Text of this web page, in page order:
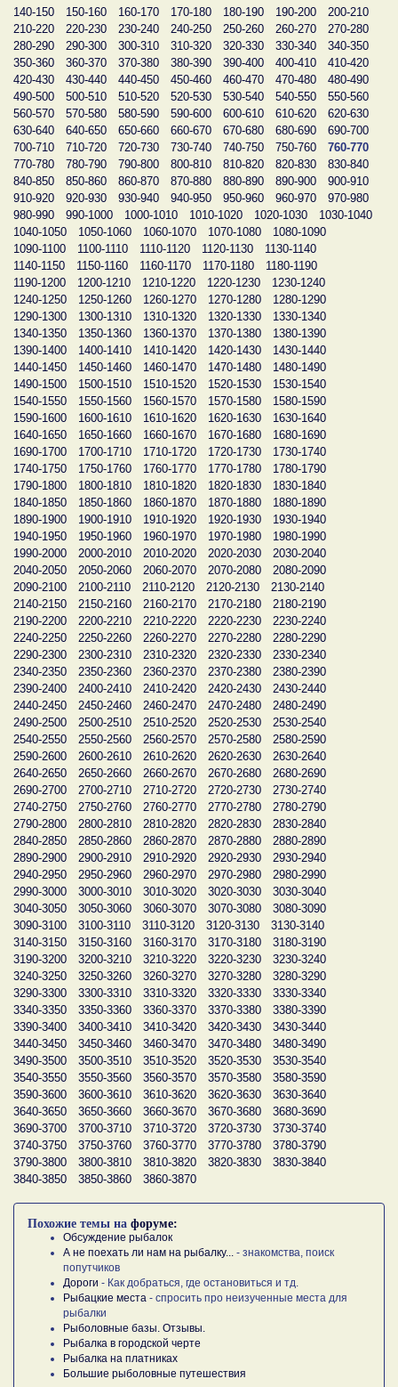
140-150
150-160 160-170 170-180 180-190 190-200
200-210
210-220
220-230 230-240 240-250 250-260 260-270
270-280
280-290
290-300 300-310 310-320 320-330 330-340
340-350
350-360
360-370 370-380 380-390 390-400 400-410
410-420
420-430
430-440 440-450 450-460 460-470 470-480
480-490
490-500
500-510 510-520 520-530 530-540 540-550
550-560
560-570
570-580 580-590 590-600 600-610 610-620
620-630
630-640
640-650 650-660 660-670 670-680 680-690
690-700
700-710
710-720 720-730 730-740 740-750 750-760
760-770
770-780
780-790 790-800 800-810 810-820 820-830
830-840
840-850
850-860 860-870 870-880 880-890 890-900
900-910
910-920
920-930 930-940 940-950 950-960 960-970
970-980
980-990
990-1000 1000-1010 1010-1020 1020-1030
1030-1040
1040-1050
1050-1060 1060-1070 1070-1080
1080-1090
1090-1100
1100-1110 1110-1120 1120-1130
1130-1140
1140-1150
1150-1160 1160-1170 1170-1180
1180-1190
1190-1200
1200-1210 1210-1220 1220-1230
1230-1240
1240-1250
1250-1260 1260-1270 1270-1280
1280-1290
1290-1300
1300-1310 1310-1320 1320-1330
1330-1340
1340-1350
1350-1360 1360-1370 1370-1380
1380-1390
1390-1400
1400-1410 1410-1420 1420-1430
1430-1440
1440-1450
1450-1460 1460-1470 1470-1480
1480-1490
1490-1500
1500-1510 1510-1520 1520-1530
1530-1540
1540-1550
1550-1560 1560-1570 1570-1580
1580-1590
1590-1600
1600-1610 1610-1620 1620-1630
1630-1640
1640-1650
1650-1660 1660-1670 1670-1680
1680-1690
1690-1700
1700-1710 1710-1720 1720-1730
1730-1740
1740-1750
1750-1760 1760-1770 1770-1780
1780-1790
1790-1800
1800-1810 1810-1820 1820-1830
1830-1840
1840-1850
1850-1860 1860-1870 1870-1880
1880-1890
1890-1900
1900-1910 1910-1920 1920-1930
1930-1940
1940-1950
1950-1960 1960-1970 1970-1980
1980-1990
1990-2000
2000-2010 2010-2020 2020-2030
2030-2040
2040-2050
2050-2060 2060-2070 2070-2080
2080-2090
2090-2100
2100-2110 2110-2120 2120-2130
2130-2140
2140-2150
2150-2160 2160-2170 2170-2180
2180-2190
2190-2200
2200-2210 2210-2220 2220-2230
2230-2240
2240-2250
2250-2260 2260-2270 2270-2280
2280-2290
2290-2300
2300-2310 2310-2320 2320-2330
2330-2340
2340-2350
2350-2360 2360-2370 2370-2380
2380-2390
2390-2400
2400-2410 2410-2420 2420-2430
2430-2440
2440-2450
2450-2460 2460-2470 2470-2480
2480-2490
2490-2500
2500-2510 2510-2520 2520-2530
2530-2540
2540-2550
2550-2560 2560-2570 2570-2580
2580-2590
2590-2600
2600-2610 2610-2620 2620-2630
2630-2640
2640-2650
2650-2660 2660-2670 2670-2680
2680-2690
2690-2700
2700-2710 2710-2720 2720-2730
2730-2740
2740-2750
2750-2760 2760-2770 2770-2780
2780-2790
2790-2800
2800-2810 2810-2820 2820-2830
2830-2840
2840-2850
2850-2860 2860-2870 2870-2880
2880-2890
2890-2900
2900-2910 2910-2920 2920-2930
2930-2940
2940-2950
2950-2960 2960-2970 2970-2980
2980-2990
2990-3000
3000-3010 3010-3020 3020-3030
3030-3040
3040-3050
3050-3060 3060-3070 3070-3080
3080-3090
3090-3100
3100-3110 3110-3120 3120-3130
3130-3140
3140-3150
3150-3160 3160-3170 3170-3180
3180-3190
3190-3200
3200-3210 3210-3220 3220-3230
3230-3240
3240-3250
3250-3260 3260-3270 3270-3280
3280-3290
3290-3300
3300-3310 3310-3320 3320-3330
3330-3340
3340-3350
3350-3360 3360-3370 3370-3380
3380-3390
3390-3400
3400-3410 3410-3420 3420-3430
3430-3440
3440-3450
3450-3460 3460-3470 3470-3480
3480-3490
3490-3500
3500-3510 3510-3520 3520-3530
3530-3540
3540-3550
3550-3560 3560-3570 3570-3580
3580-3590
3590-3600
3600-3610 3610-3620 3620-3630
3630-3640
3640-3650
3650-3660 3660-3670 3670-3680
3680-3690
3690-3700
3700-3710 3710-3720 3720-3730
3730-3740
3740-3750
3750-3760 3760-3770 3770-3780
3780-3790
3790-3800
3800-3810 3810-3820 3820-3830
3830-3840
3840-3850
3850-3860 3860-3870
Похожие темы на форуме:
Обсуждение рыбалок
А не поехать ли нам на рыбалку... - знакомства, поиск
попутчиков
Дороги - Как добраться, где остановиться и тд.
Рыбацкие места - спросить про неизученные места для
рыбалки
Рыболовные базы. Отзывы.
Рыбалка в городской черте
Рыбалка на платниках
Большие рыболовные путешествия